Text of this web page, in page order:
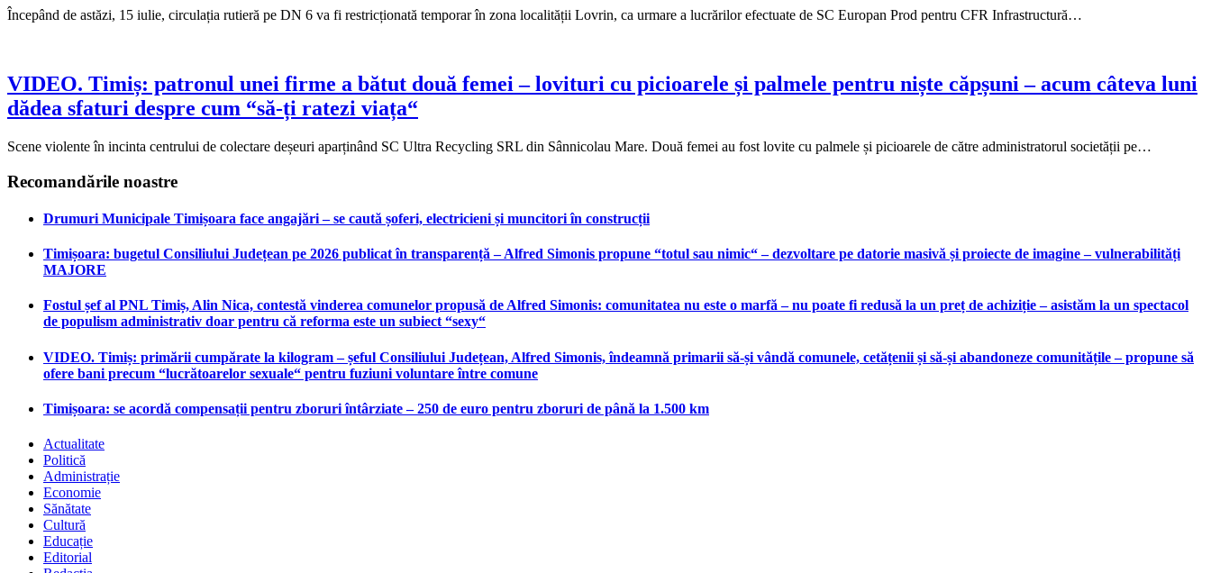
Începând de astăzi, 15 iulie, circulația rutieră pe DN 6 va fi restricționată temporar în zona localității Lovrin, ca urmare a lucrărilor efectuate de SC Europan Prod pentru CFR Infrastructură…
VIDEO. Timiș: patronul unei firme a bătut două femei – lovituri cu picioarele și palmele pentru niște căpșuni – acum câteva luni
dădea sfaturi despre cum “să-ți ratezi viața“
Scene violente în incinta centrului de colectare deșeuri aparținând SC Ultra Recycling SRL din Sânnicolau Mare. Două femei au fost lovite cu palmele și picioarele de către administratorul societății pe…
Recomandările noastre
Drumuri Municipale Timișoara face angajări – se caută șoferi, electricieni și muncitori în construcții
Timișoara: bugetul Consiliului Județean pe 2026 publicat în transparență – Alfred Simonis propune “totul sau nimic“ – dezvoltare pe datorie masivă și proiecte de imagine – vulnerabilități
MAJORE
Fostul șef al PNL Timiș, Alin Nica, contestă vinderea comunelor propusă de Alfred Simonis: comunitatea nu este o marfă – nu poate fi redusă la un preț de achiziție – asistăm la un spectacol
de populism administrativ doar pentru că reforma este un subiect “sexy“
VIDEO. Timiș: primării cumpărate la kilogram – șeful Consiliului Județean, Alfred Simonis, îndeamnă primarii să-și vândă comunele, cetățenii și să-și abandoneze comunitățile – propune să
ofere bani precum “lucrătoarelor sexuale“ pentru fuziuni voluntare între comune
Timișoara: se acordă compensații pentru zboruri întârziate – 250 de euro pentru zboruri de până la 1.500 km
Actualitate
Politică
Administrație
Economie
Sănătate
Cultură
Educație
Editorial